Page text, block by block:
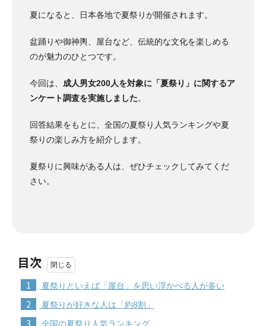
夏になると、日本各地で夏祭りが開催されます。
盆踊りや御神輿、屋台など、伝統的な文化を楽しめる
のが魅力のひとつです。
今回は、 成人男女200人を対象に「夏祭り」に関するア
ンケート調査を実施しました。
回答結果をもとに、全国の夏祭り人気ランキングや夏
祭りの楽しみ方を紹介します。
夏祭りに興味がある人は、ぜひチェックしてみてくだ
さい。
目次
1 夏祭りといえば「屋台」を思い浮かべる人が多い
2 夏祭りが好きな人は「約8割」
3 全国の夏祭り人気ランキング